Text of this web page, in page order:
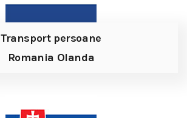
Transport persoane
Romania Olanda